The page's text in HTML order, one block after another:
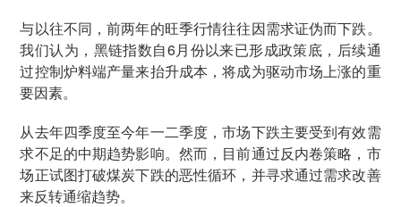
与以往不同，前两年的旺季行情往往因需求证伪而下跌。
我们认为，黑链指数自6月份以来已形成政策底，后续通
过控制炉料端产量来抬升成本，将成为驱动市场上涨的重
要因素。
从去年四季度至今年一二季度，市场下跌主要受到有效需
求不足的中期趋势影响。然而，目前通过反内卷策略，市
场正试图打破煤炭下跌的恶性循环，并寻求通过需求改善
来反转通缩趋势。